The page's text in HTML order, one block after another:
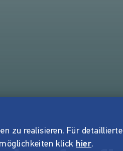
zu realisieren. Für detaillierte
klick hier.